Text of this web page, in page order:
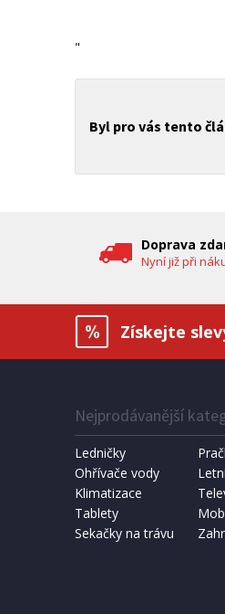
"
Byl pro vás tento
Doprava
Nyní již při
Získejte
Nejprodávanější
Ledničky
Ohřívače vody
Klimatizace
Tablety
Sekačky na trávu